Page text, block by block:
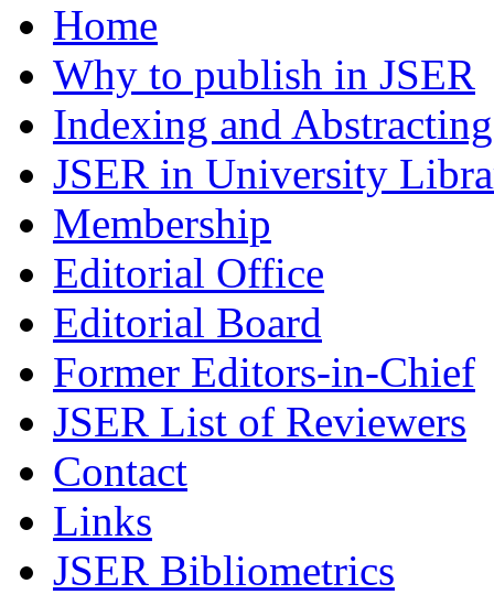
Home
Why to publish in JSER
Indexing and Abstracting
JSER in University
Membership
Editorial Office
Editorial Board
Former Editors-in-Chief
JSER List of Reviewers
Contact
Links
JSER Bibliometrics